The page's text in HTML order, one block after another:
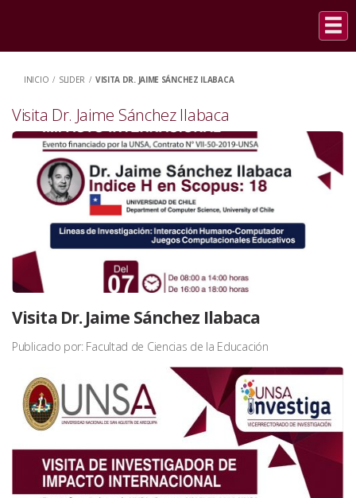
INICIO / SLIDER / VISITA DR. JAIME SÁNCHEZ ILABACA
Visita Dr. Jaime Sánchez Ilabaca
Visita Dr. Jaime Sánchez Ilabaca
Publicado por: Facultad de Ciencias de la Educación